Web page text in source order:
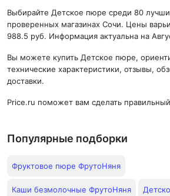
Выбирайте Детское пюре среди 80
проверенных магазинах Сочи. Цены
988.5 руб. Информация актуальна на
Вы можете купить Детское пюре,
технические характеристики, отзывы,
доставки.
Price.ru поможет вам сделать
Популярные подборки
Фруктовое пюре ФрутоНяня
Каши безмолочные ФрутоНяня